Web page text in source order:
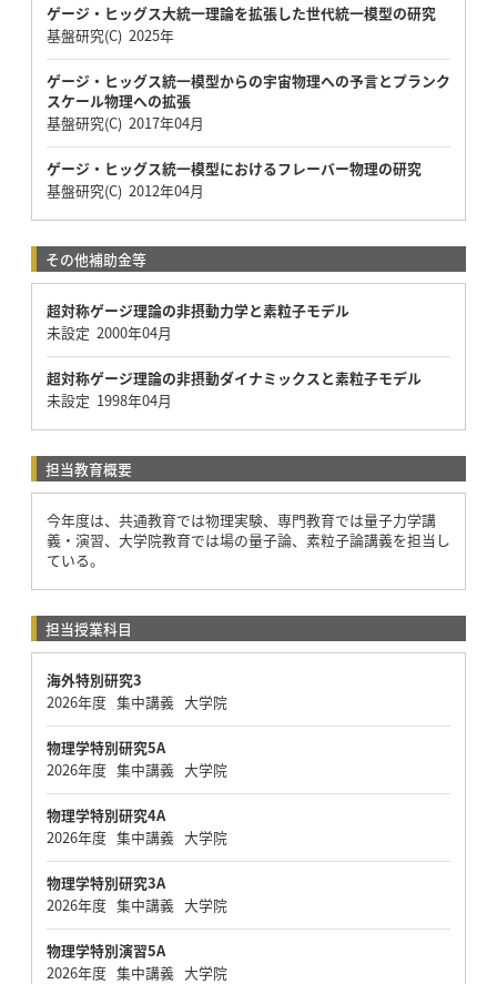
ゲージ・ヒッグス大統一理論を拡張した世代統一模型の研究
基盤研究(C) 2025年
ゲージ・ヒッグス統一模型からの宇宙物理への予言とプランク
スケール物理への拡張
基盤研究(C) 2017年04月
ゲージ・ヒッグス統一模型におけるフレーバー物理の研究
基盤研究(C) 2012年04月
その他補助金等
超対称ゲージ理論の非摂動力学と素粒子モデル
未設定 2000年04月
超対称ゲージ理論の非摂動ダイナミックスと素粒子モデル
未設定 1998年04月
担当教育概要
今年度は、共通教育では物理実験、専門教育では量子力学講
義・演習、大学院教育では場の量子論、素粒子論講義を担当し
ている。
担当授業科目
海外特別研究3
2026年度 集中講義 大学院
物理学特別研究5A
2026年度 集中講義 大学院
物理学特別研究4A
2026年度 集中講義 大学院
物理学特別研究3A
2026年度 集中講義 大学院
物理学特別演習5A
2026年度 集中講義 大学院